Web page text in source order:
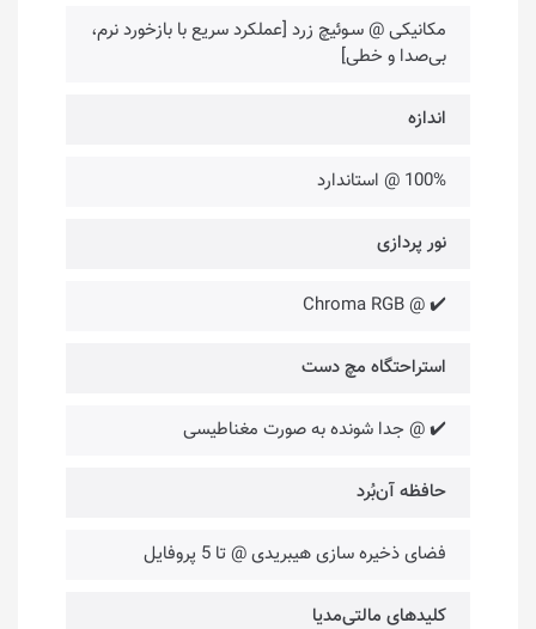
مکانیکی @ سـوئیچ زرد [عملکرد سریع با بازخورد نرم،
بی‌صدا و خطی]
اندازه
100% @ استاندارد
نور پردازی
✔️ @ Chroma RGB
استراحتگاه مچ دست
✔️ @ جدا شونده به صورت مغناطیسی
حافظه آن‌بُرد
فضای ذخیره سازی هیبریدی @ تا 5 پروفایل
کلیدهای مالتی‌مدیا